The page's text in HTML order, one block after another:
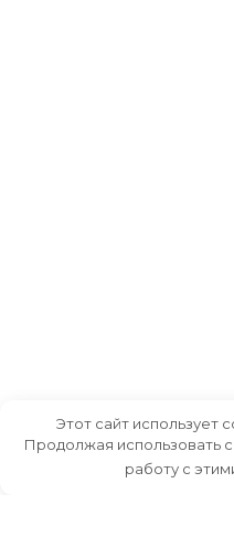
Этот сайт использует
Продолжая использовать
работу с